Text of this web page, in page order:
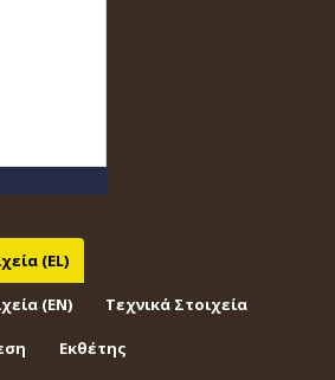
(EL)
(EΝ) Τεχνικά Στοιχεία
Εκθέτης